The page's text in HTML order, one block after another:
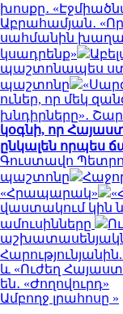
խոսքը․
Աբրահամյան․
սահմանին
կսադրենք»
պաշտոնապես
պաշտոնը
ուներ, որ մեկ
խնդիրները»․
կօգնի, որ
ընկալեն որպես
Գուստավո
պաշտոնը
«Հրապարակ»
վաստակում կին
ամուսինները
աշխատասենյակն
և «Ուժեղ
են․ «Ժողովուրդ»
Ամբողջ լրահոսը »